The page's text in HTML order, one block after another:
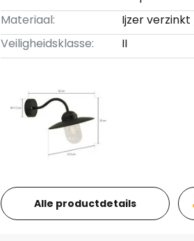
Materiaal:
Ijzer
Veiligheidsklasse:
II
Alle productdetails